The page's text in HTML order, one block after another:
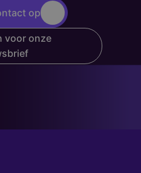
op
voor onze